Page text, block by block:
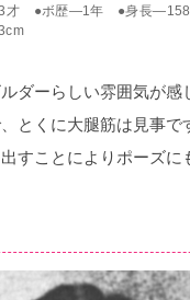
才 ●ボ歴―1年 ●身長
ダーらしい雰囲気が感
とくに大腿筋は見事
すことによりポーズ